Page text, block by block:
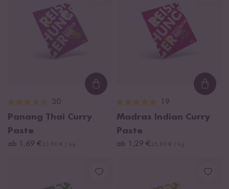
Loading...
30
Panang Thai Curry
Paste
ab 1,69 €
19
Madras Indian Curry
Paste
ab 1,29 €